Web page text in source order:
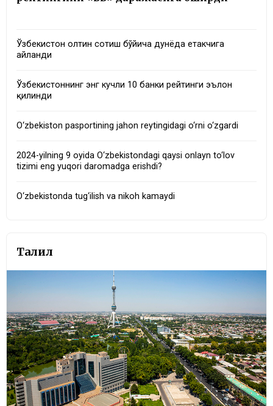
Ўзбекистон олтин сотиш бўйича дунёда етакчига
айланди
Ўзбекистоннинг энг кучли 10 банки рейтинги эълон
қилинди
O‘zbekiston pasportining jahon reytingidagi o‘rni o‘zgardi
2024-yilning 9 oyida O‘zbekistondagi qaysi onlayn to‘lov
tizimi eng yuqori daromadga erishdi?
O‘zbekistonda tug‘ilish va nikoh kamaydi
Таҳлил